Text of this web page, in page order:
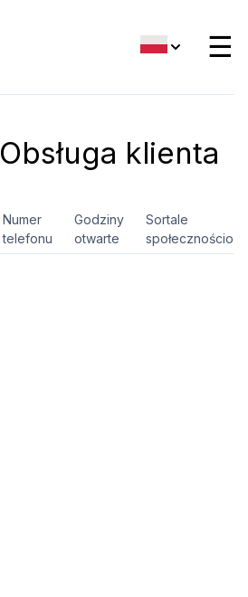
☰
Obsługa klienta
Numer
telefonu
Godziny
otwarte
Sortale